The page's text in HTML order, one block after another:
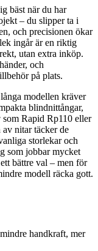
bäst när du har
– du slipper ta i
och precisionen ökar
ingår är en riktig
utan extra inköp.
och
på plats.
modellen kräver
blindnittångar,
Rapid Rp110 eller
nitar täcker de
storlekar och
som jobbar mycket
bättre val – men för
modell räcka gott.
handkraft, mer